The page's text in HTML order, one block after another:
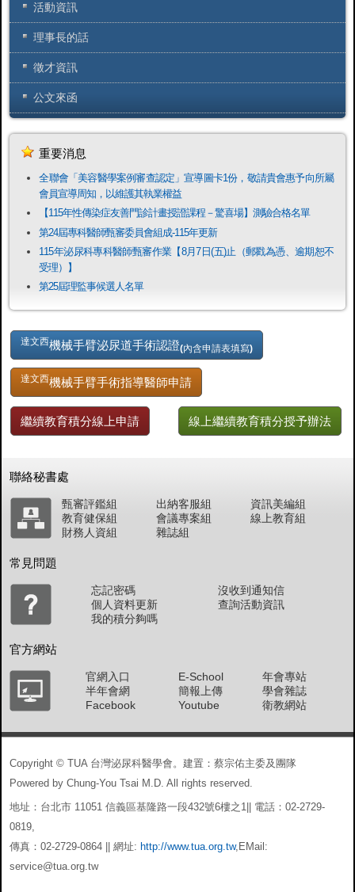
活動資訊
理事長的話
徵才資訊
公文來函
重要消息
全聯會「​美容醫學案例審查認定」宣導圖卡1份，敬請貴會惠予向所屬
會員宣導周知，以維護其執業權益
【115年性傳染症友善門診計畫授證課程－驚喜場】測驗合格名單
第24屆專科醫師甄審委員會組成-115年更新
115年泌尿科專科醫師甄審作業【8月7日(五)止（郵戳為憑、逾期恕不
受理）】
第25屆理監事候選人名單
達文西機械手臂泌尿道手術認證(內含申請表填寫)
達文西機械手臂手術指導醫師申請
繼續教育積分線上申請 線上繼續教育積分授予辦法
聯絡秘書處
甄審評鑑組
教育健保組
財務人資組
出納客服組
會議專案組
雜誌組
資訊美編組
線上教育組
常見問題
忘記密碼
個人資料更新
我的積分夠嗎
沒收到通知信
查詢活動資訊
官方網站
官網入口
半年會網
Facebook
E-School
簡報上傳
Youtube
年會專站
學會雜誌
衛教網站
Copyright © TUA 台灣泌尿科醫學會。建置：蔡宗佑主委及團隊
Powered by Chung-You Tsai M.D. All rights reserved.
地址：台北市 11051 信義區基隆路一段432號6樓之1|| 電話：02-2729-
0819,
傳真：02-2729-0864 || 網址: http://www.tua.org.tw,EMail:
service@tua.org.tw